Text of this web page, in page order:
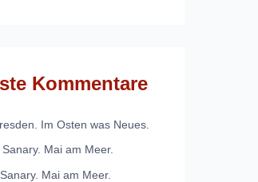
Kommentare
Im Osten was Neues.
Sanary. Mai am Meer.
Sanary. Mai am Meer.